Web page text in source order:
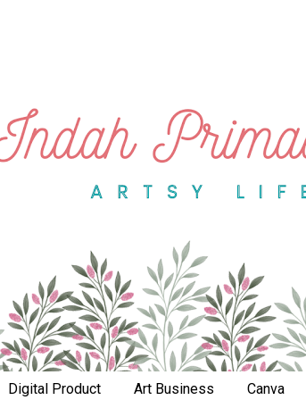
Digital Product Art Business Canva